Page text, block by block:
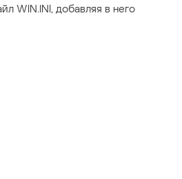
WIN.INI, добавляя в него